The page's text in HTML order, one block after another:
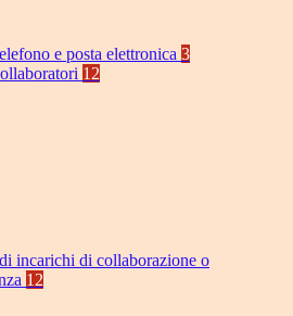
e posta elettronica 3
12
incarichi di collaborazione o
12